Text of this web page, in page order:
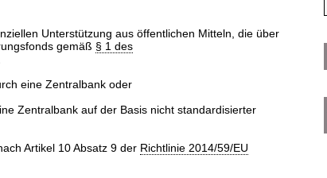
Unterstützung aus öffentlichen Mitteln, die über
gemäß § 1 des
eine Zentralbank oder
Zentralbank auf der Basis nicht standardisierter
Artikel 10 Absatz 9 der Richtlinie 2014/59/EU